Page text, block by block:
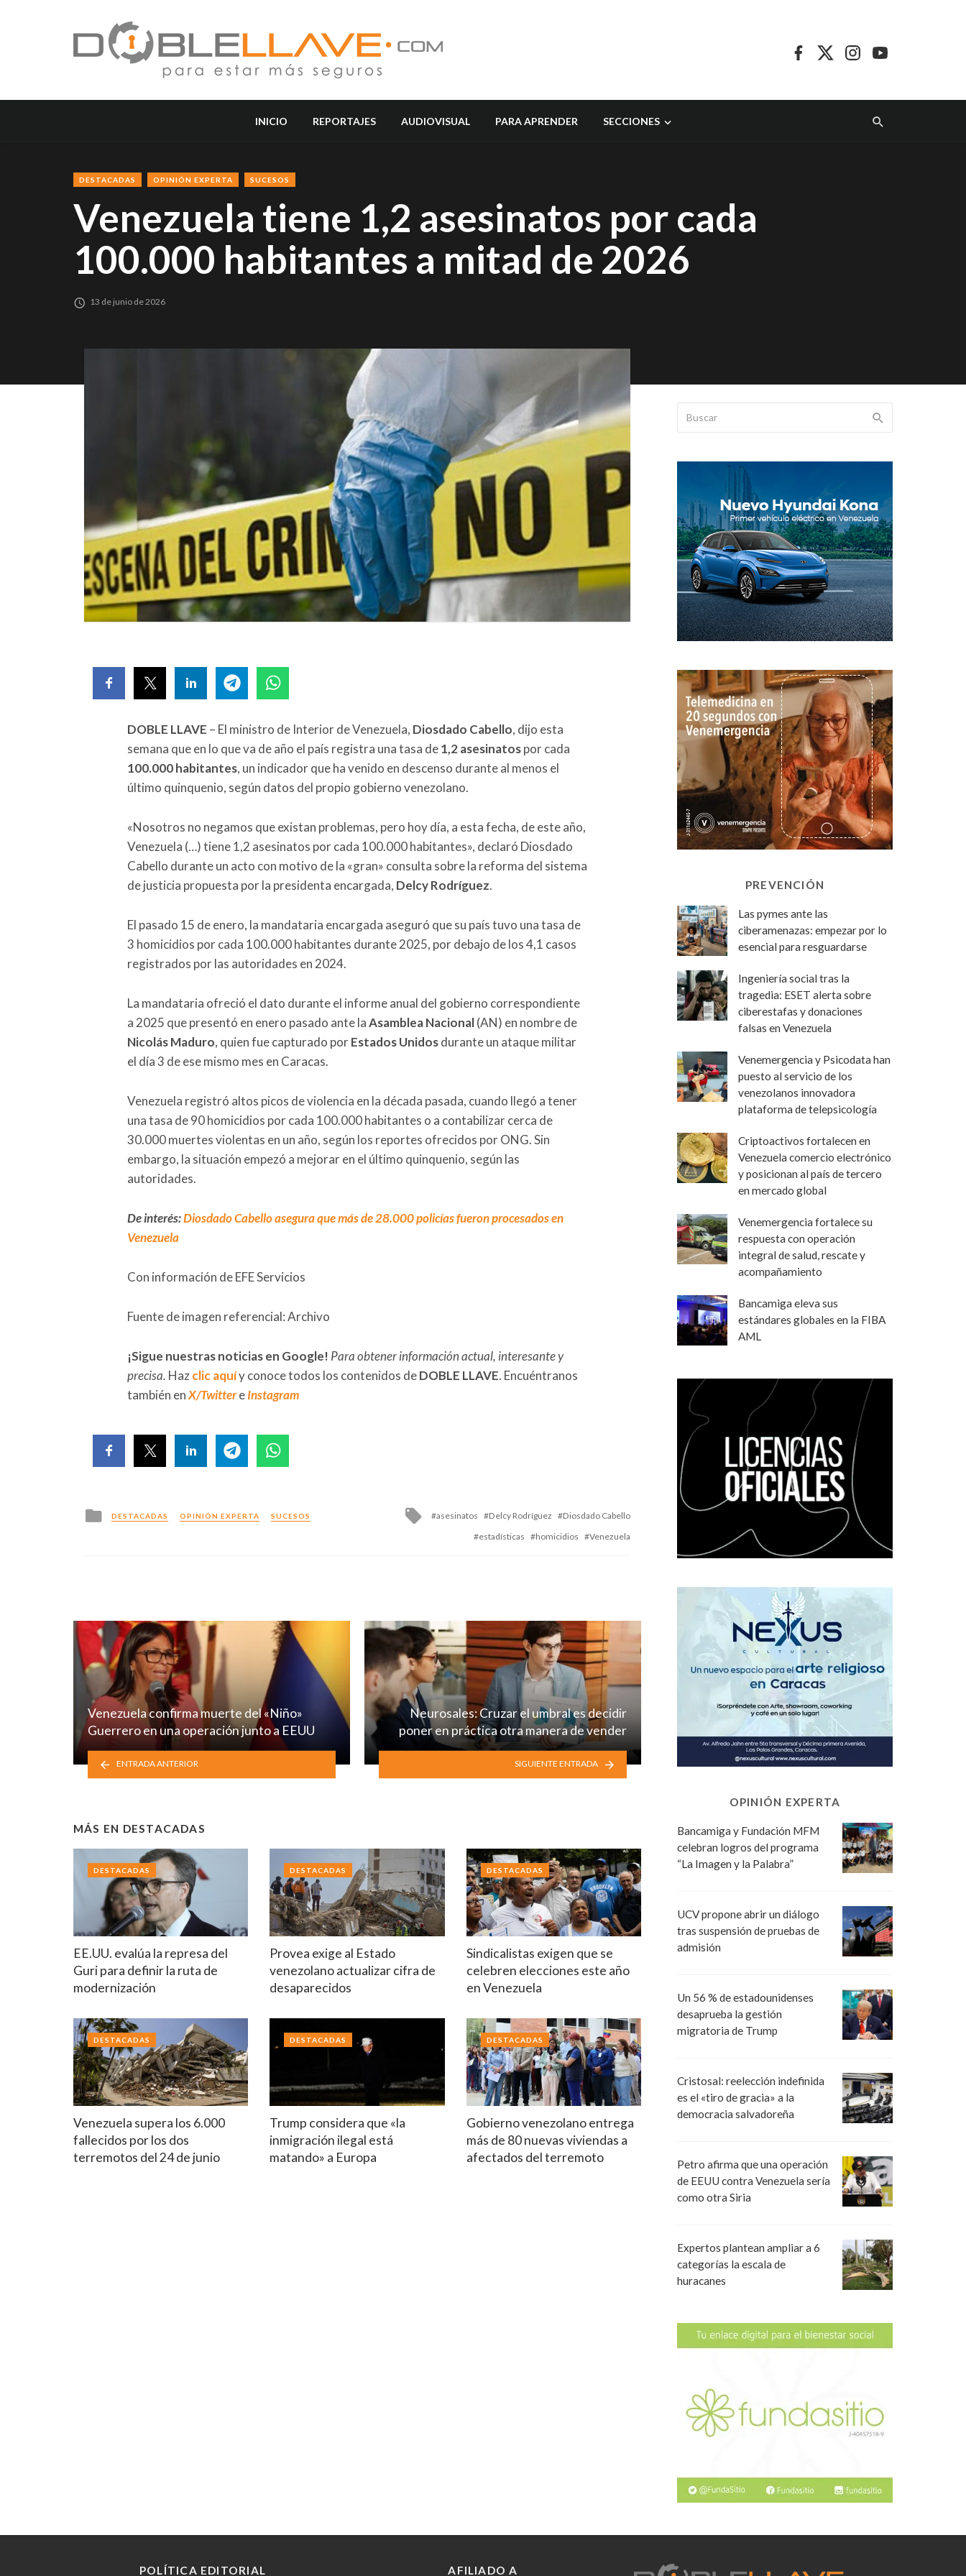
INICIO REPORTAJES AUDIOVISUAL PARA APRENDER SECCIONES
DESTACADAS OPINIÓN EXPERTA SUCESOS
Venezuela tiene 1,2 asesinatos por cada
100.000 habitantes a mitad de 2026
13 de junio de 2026
DOBLE LLAVE – El ministro de Interior de Venezuela, Diosdado Cabello, dijo esta
semana que en lo que va de año el país registra una tasa de1,2 asesinatospor cada
100.000 habitantes, un indicador que ha venido en descenso durante al menos el
último quinquenio, según datos del propio gobierno venezolano.
«Nosotros no negamos que existan problemas, pero hoy día, a esta fecha, de este año,
Venezuela (…) tiene 1,2 asesinatos por cada 100.000 habitantes», declaró Diosdado
Cabello durante un acto con motivo de la «gran» consulta sobre la reforma del sistema
de justicia propuesta por la presidenta encargada, Delcy Rodríguez.
El pasado 15 de enero, la mandataria encargada aseguró que su país tuvo una tasa de
3 homicidios por cada 100.000 habitantes durante 2025, por debajo de los 4,1 casos
registrados por las autoridades en 2024.
La mandataria ofreció el dato durante el informe anual del gobierno correspondiente
a 2025 que presentó en enero pasado ante laAsamblea Nacional(AN) en nombre de
Nicolás Maduro, quien fue capturado porEstados Unidosdurante un ataque militar
el día 3 de ese mismo mes en Caracas.
Venezuela registró altos picos de violencia en la década pasada, cuando llegó a tener
una tasa de 90 homicidios por cada 100.000 habitantes o a contabilizar cerca de
30.000 muertes violentas en un año, según los reportes ofrecidos por ONG. Sin
embargo, la situación empezó a mejorar en el último quinquenio, según las
autoridades.
De interés:Diosdado Cabello asegura que más de 28.000 policías fueron procesados en
Venezuela
Con información de EFE Servicios
Fuente de imagen referencial: Archivo
¡Sigue nuestras noticias en Google! Para obtener información actual, interesante y
precisa. Hazclic aquíy conoce todos los contenidos deDOBLE LLAVE. Encuéntranos
también enX/TwittereInstagram
Posted
in
DESTACADAS OPINIÓN EXPERTA SUCESOS
Tagged
with
asesinatos Delcy Rodríguez
Diosdado Cabello
estadísticas
homicidios Venezuela
Venezuela confirma muerte del «Niño»
Guerrero en una operación junto a EEUU
ENTRADA ANTERIOR
Neurosales: Cruzar el umbral es decidir
poner en práctica otra manera de vender
SIGUIENTE ENTRADA
MÁS EN DESTACADAS
EE.UU. evalúa la represa del
Guri para definir la ruta de
modernización
DESTACADAS
Provea exige al Estado
venezolano actualizar cifra de
desaparecidos
DESTACADAS
Sindicalistas exigen que se
celebren elecciones este año
en Venezuela
DESTACADAS
Venezuela supera los 6.000
fallecidos por los dos
terremotos del 24 de junio
DESTACADAS
Trump considera que «la
inmigración ilegal está
matando» a Europa
DESTACADAS
Gobierno venezolano entrega
más de 80 nuevas viviendas a
afectados del terremoto
DESTACADAS
PREVENCIÓN
Las pymes ante las
ciberamenazas: empezar por lo
esencial para resguardarse
Ingeniería social tras la
tragedia: ESET alerta sobre
ciberestafas y donaciones
falsas en Venezuela
Venemergencia y Psicodata han
puesto al servicio de los
venezolanos innovadora
plataforma de telepsicología
Criptoactivos fortalecen en
Venezuela comercio electrónico
y posicionan al país de tercero
en mercado global
Venemergencia fortalece su
respuesta con operación
integral de salud, rescate y
acompañamiento
Bancamiga eleva sus
estándares globales en la FIBA
AML
OPINIÓN EXPERTA
Bancamiga y Fundación MFM
celebran logros del programa
“La Imagen y la Palabra”
UCV propone abrir un diálogo
tras suspensión de pruebas de
admisión
Un 56 % de estadounidenses
desaprueba la gestión
migratoria de Trump
Cristosal: reelección indefinida
es el «tiro de gracia» a la
democracia salvadoreña
Petro afirma que una operación
de EEUU contra Venezuela sería
como otra Siria
Expertos plantean ampliar a 6
categorías la escala de
huracanes
POLÍTICA EDITORIAL AFILIADO A